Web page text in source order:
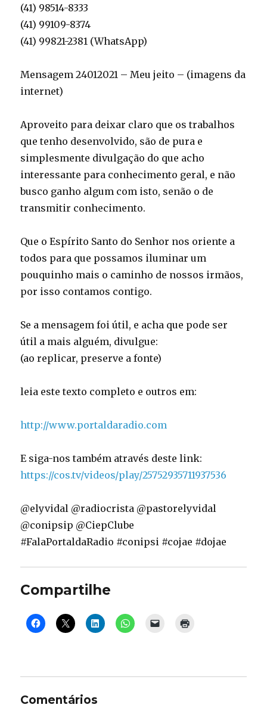
(41) 98514-8333
(41) 99109-8374
(41) 99821-2381 (WhatsApp)
Mensagem 24012021 – Meu jeito – (imagens da
internet)
Aproveito para deixar claro que os trabalhos
que tenho desenvolvido, são de pura e
simplesmente divulgação do que acho
interessante para conhecimento geral, e não
busco ganho algum com isto, senão o de
transmitir conhecimento.
Que o Espírito Santo do Senhor nos oriente a
todos para que possamos iluminar um
pouquinho mais o caminho de nossos irmãos,
por isso contamos contigo.
Se a mensagem foi útil, e acha que pode ser
útil a mais alguém, divulgue:
(ao replicar, preserve a fonte)
leia este texto completo e outros em:
http://www.portaldaradio.com
E siga-nos também através deste link:
https://cos.tv/videos/play/25752935711937536
@elyvidal @radiocrista @pastorelyvidal
@conipsip @CiepClube
#FalaPortaldaRadio #conipsi #cojae #dojae
Compartilhe
Comentários